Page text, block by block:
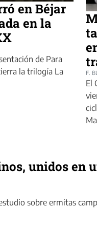
en Béjar
en la
de Para
la trilogía La
F.
El
unidos en
sobre ermitas